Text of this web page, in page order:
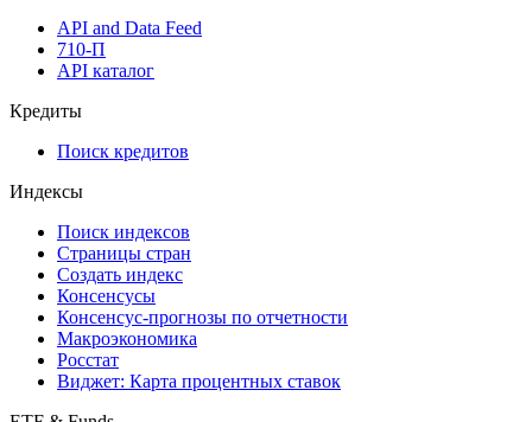
API and Data Feed
710-П
API каталог
Кредиты
Поиск кредитов
Индексы
Поиск индексов
Страницы стран
Создать индекс
Консенсусы
Консенсус-прогнозы по отчетности
Макроэкономика
Росстат
Виджет: Карта процентных ставок